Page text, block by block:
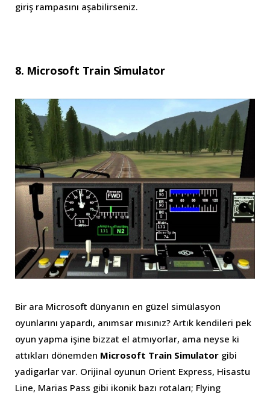
giriş rampasını aşabilirseniz.
8. Microsoft Train Simulator
Bir ara Microsoft dünyanın en güzel simülasyon
oyunlarını yapardı, anımsar mısınız? Artık kendileri pek
oyun yapma işine bizzat el atmıyorlar, ama neyse ki
attıkları dönemden Microsoft Train Simulator gibi
yadigarlar var. Orijinal oyunun Orient Express, Hisastu
Line, Marias Pass gibi ikonik bazı rotaları; Flying